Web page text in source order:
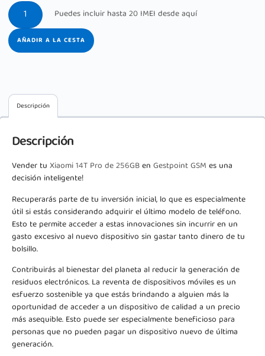
AÑADIR A LA CESTA
Descripción
Descripción
Vender tu Xiaomi 14T Pro de 256GBen Gestpoint GSM es una
decisión inteligente!
Recuperarás parte de tu inversión inicial, lo que es especialmente
útil si estás considerando adquirir el último modelo de teléfono.
Esto te permite acceder a estas innovaciones sin incurrir en un
gasto excesivo al nuevo dispositivo sin gastar tanto dinero de tu
bolsillo.
Contribuirás al bienestar del planeta al reducir la generación de
residuos electrónicos. La reventa de dispositivos móviles es un
esfuerzo sostenible ya que estás brindando a alguien más la
oportunidad de acceder a un dispositivo de calidad a un precio
más asequible. Esto puede ser especialmente beneficioso para
personas que no pueden pagar un dispositivo nuevo de última
generación.